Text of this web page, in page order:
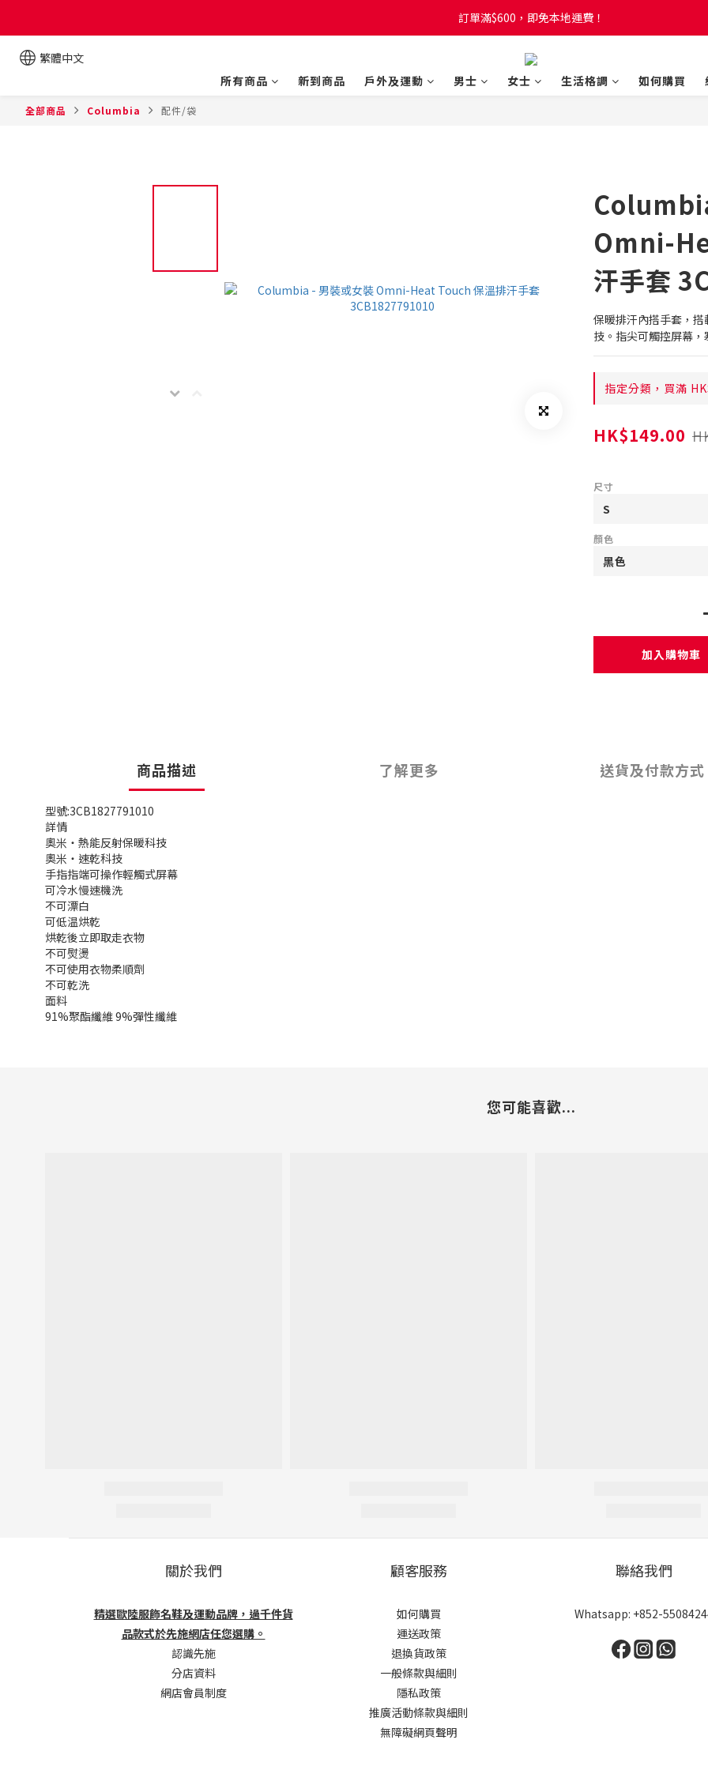
訂單滿$600，即免本地運費！
訂單滿$600，即免本地運費！
全新網店會員制度! 2%消費回贈! 買1蚊儲1分! 儲夠50分當1蚊!
訂單滿$600，即免本地運費！
繁體中文
所有商品
新到商品 戶外及運動 男士 女士 生活格調 如何購買
全部商品 Columbia 配件/袋
Omni-
汗手套
保暖排汗內搭手套，
技。指尖可觸控屏幕
指定分類，買滿
HK$149.00
尺寸
顏色
加入購物車
商品描述 了解更多 送貨及付款方式
型號:3CB1827791010
詳情
奧米・熱能反射保暖科技
奧米・速乾科技
手指指端可操作輕觸式屏幕
可冷水慢速機洗
不可漂白
可低温烘乾
烘乾後立即取走衣物
不可熨燙
不可使用衣物柔順劑
不可乾洗
面料
91%聚酯纖維 9%彈性纖維
您可能喜歡...
關於我們
精選歐陸服飾名鞋及運動品牌，過千件貨
品款式於先施網店任您選購。
認識先施
分店資料
網店會員制度
顧客服務
如何購買
運送政策
退換貨政策
一般條款與細則
隱私政策
推廣活動條款與細則
無障礙網頁聲明
聯絡我們
Whatsapp: +852-